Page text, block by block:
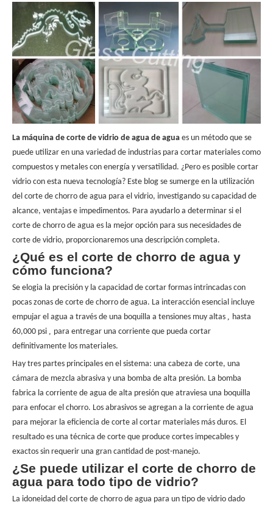
La máquina de corte de vidrio de agua de agua es un método que se
puede utilizar en una variedad de industrias para cortar materiales como
compuestos y metales con energía y versatilidad. ¿Pero es posible cortar
vidrio con esta nueva tecnología? Este blog se sumerge en la utilización
del corte de chorro de agua para el vidrio, investigando su capacidad de
alcance, ventajas e impedimentos. Para ayudarlo a determinar si el
corte de chorro de agua es la mejor opción para sus necesidades de
corte de vidrio, proporcionaremos una descripción completa.
¿Qué es el corte de chorro de agua y
cómo funciona?
Se elogia la precisión y la capacidad de cortar formas intrincadas con
pocas zonas de corte de chorro de agua. La interacción esencial incluye
empujar el agua a través de una boquilla a tensiones muy altas , hasta
60,000 psi , para entregar una corriente que pueda cortar
definitivamente los materiales.
Hay tres partes principales en el sistema: una cabeza de corte, una
cámara de mezcla abrasiva y una bomba de alta presión. La bomba
fabrica la corriente de agua de alta presión que atraviesa una boquilla
para enfocar el chorro. Los abrasivos se agregan a la corriente de agua
para mejorar la eficiencia de corte al cortar materiales más duros. El
resultado es una técnica de corte que produce cortes impecables y
exactos sin requerir una gran cantidad de post-manejo.
¿Se puede utilizar el corte de chorro de
agua para todo tipo de vidrio?
La idoneidad del corte de chorro de agua para un tipo de vidrio dado